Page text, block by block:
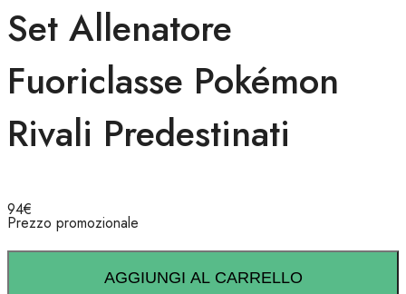
Set Allenatore
Fuoriclasse Pokémon
Rivali Predestinati
94€
Prezzo promozionale
AGGIUNGI AL CARRELLO